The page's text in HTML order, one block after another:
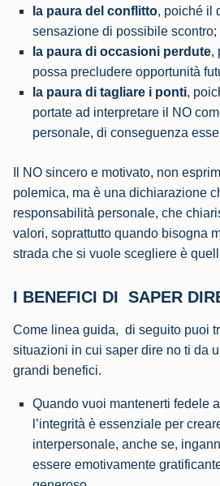
la paura del conflitto, poiché il
sensazione di possibile scontro;
la paura di occasioni perdute,
possa precludere opportunità
la paura di tagliare i ponti,
portate ad interpretare il NO
personale, di conseguenza
Il NO sincero e motivato, non
polemica, ma è una dichiarazione
responsabilità personale, che
valori, soprattutto quando bisogna
strada che si vuole scegliere è
I BENEFICI DI SAPER
Come linea guida, di seguito puoi
situazioni in cui saper dire no ti da
grandi benefici.
Quando vuoi mantenerti fedele
l’integrità è essenziale per
interpersonale, anche se,
essere emotivamente